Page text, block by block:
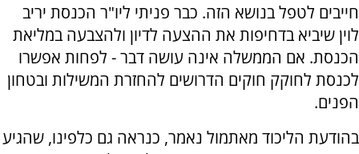
חייבים לטפל בנושא הזה. כבר פניתי ליו"ר הכנסת יריב
לוין שיביא בדחיפות את ההצעה לדיון ולהצבעה במליאת
הכנסת. אם הממשלה אינה עושה דבר - לפחות אפשרו
לכנסת לחוקק חוקים הדרושים להחזרת המשילות ובטחון
הפנים.
בהודעת הליכוד מאתמול נאמר, כנראה גם כלפינו, שהגיע